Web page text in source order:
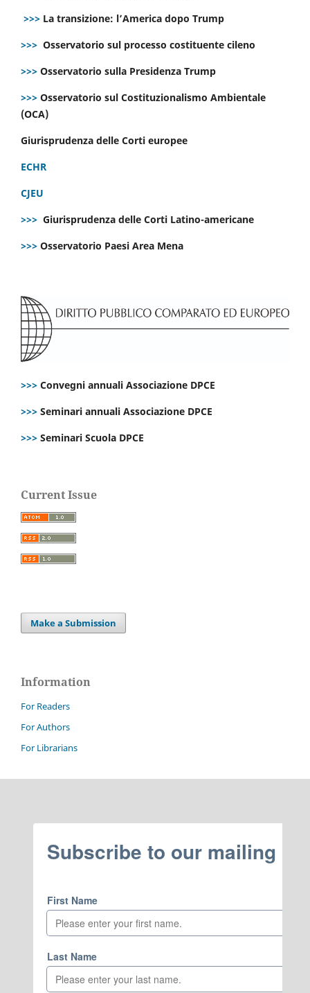
>>> La transizione: l’America dopo Trump
>>> Osservatorio sul processo costituente cileno
>>> Osservatorio sulla Presidenza Trump
>>> Osservatorio sul Costituzionalismo Ambientale
(OCA)
Giurisprudenza delle Corti europee
ECHR
CJEU
>>> Giurisprudenza delle Corti Latino-americane
>>> Osservatorio Paesi Area Mena
>>> Convegni annuali Associazione DPCE
>>> Seminari annuali Associazione DPCE
>>> Seminari Scuola DPCE
Current Issue
Make a Submission
Information
For Readers
For Authors
For Librarians